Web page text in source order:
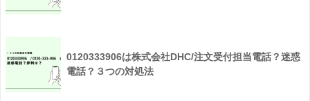
0120333906は株式会社DHC/注文受付担当電話？迷惑
電話？３つの対処法